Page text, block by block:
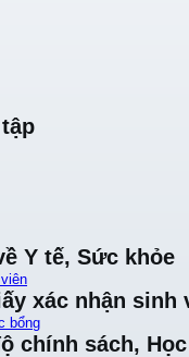
Y tế, Sức khỏe
xác nhận sinh
bổng
chính sách,